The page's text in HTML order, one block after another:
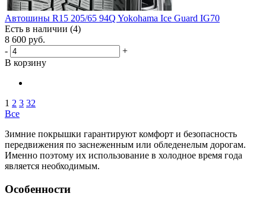
Автошины R15 205/65 94Q Yokohama Ice Guard IG70
Есть в наличии (4)
8 600 руб.
-
+
В корзину
1 2 3 32
Все
Зимние покрышки гарантируют комфорт и безопасность
передвижения по заснеженным или обледенелым дорогам.
Именно поэтому их использование в холодное время года
является необходимым.
Особенности